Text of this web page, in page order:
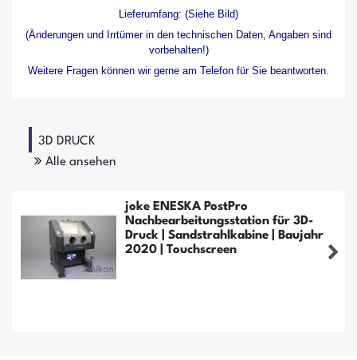
Lieferumfang: (Siehe Bild)
(Änderungen und Irrtümer in den technischen Daten, Angaben sind
vorbehalten!)
Weitere Fragen können wir gerne am Telefon für Sie beantworten.
3D DRUCK
Alle ansehen
joke ENESKA PostPro
Nachbearbeitungsstation für 3D-
Druck | Sandstrahlkabine | Baujahr
2020 | Touchscreen